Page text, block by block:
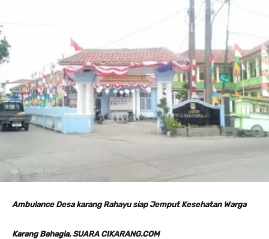
Ambulance Desa karang Rahayu siap Jemput Kesehatan Warga
Karang Bahagia, SUARA CIKARANG.COM